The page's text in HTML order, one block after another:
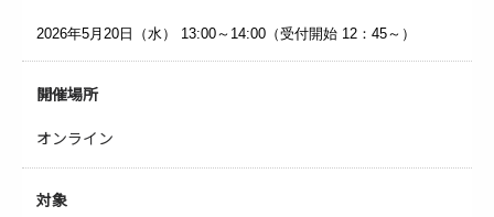
2026年5月20日（水） 13:00～14:00（受付開始 12：45～）
開催場所
オンライン
対象